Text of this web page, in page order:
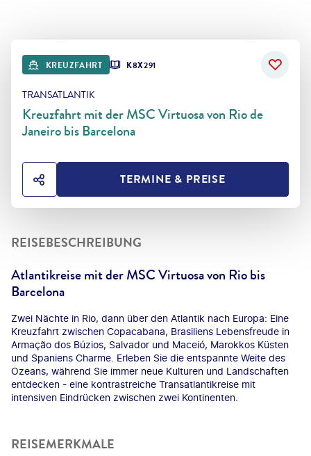
KREUZFAHRT K8X291
TRANSATLANTIK
Kreuzfahrt mit der MSC Virtuosa von Rio de
Janeiro bis Barcelona
HOTEL TEILENTERMINE & PREISE
REISEBESCHREIBUNG
Atlantikreise mit der MSC Virtuosa von Rio bis
Barcelona
Zwei Nächte in Rio, dann über den Atlantik nach Europa: Eine
Kreuzfahrt zwischen Copacabana, Brasiliens Lebensfreude in
Armação dos Búzios, Salvador und Maceió, Marokkos Küsten
und Spaniens Charme. Erleben Sie die entspannte Weite des
Ozeans, während Sie immer neue Kulturen und Landschaften
entdecken - eine kontrastreiche Transatlantikreise mit
intensiven Eindrücken zwischen zwei Kontinenten.
REISEMERKMALE